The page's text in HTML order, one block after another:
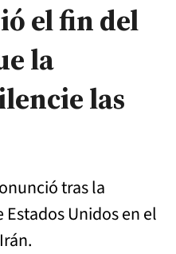
el fin del
la
las
tras la
Unidos en el